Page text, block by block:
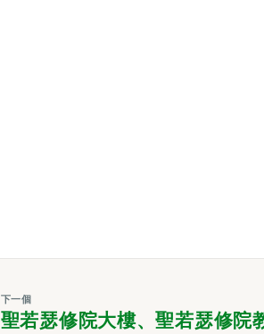
下一個
聖若瑟修院大樓、聖若瑟修院